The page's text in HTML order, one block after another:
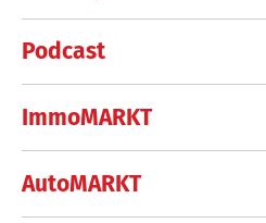
Podcast
ImmoMARKT
AutoMARKT